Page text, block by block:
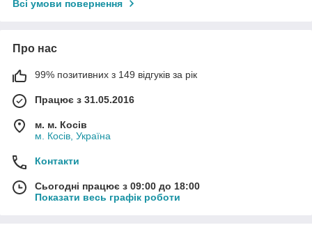
Всі умови повернення
Про нас
99% позитивних з 149 відгуків за рік
Працює з 31.05.2016
м. м. Косів
м. Косів, Україна
Контакти
Сьогодні працює з 09:00 до 18:00
Показати весь графік роботи